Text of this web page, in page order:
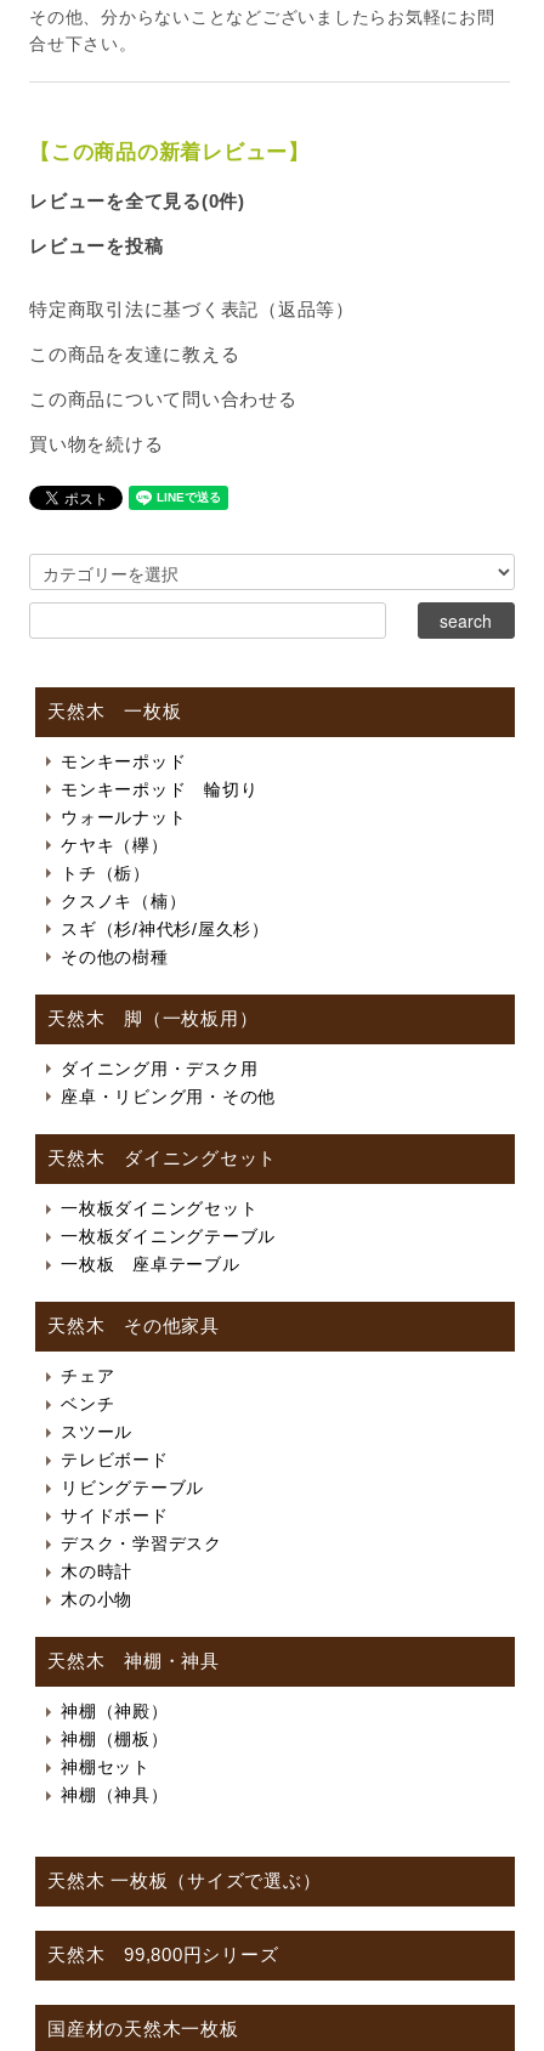
その他、分からないことなどございましたらお気軽にお問
合せ下さい。
【この商品の新着レビュー】
レビューを全て見る(0件)
レビューを投稿
特定商取引法に基づく表記（返品等）
この商品を友達に教える
この商品について問い合わせる
買い物を続ける
天然木 一枚板
モンキーポッド
モンキーポッド 輪切り
ウォールナット
ケヤキ（欅）
トチ（栃）
クスノキ（楠）
スギ（杉/神代杉/屋久杉）
その他の樹種
天然木 脚（一枚板用）
ダイニング用・デスク用
座卓・リビング用・その他
天然木 ダイニングセット
一枚板ダイニングセット
一枚板ダイニングテーブル
一枚板 座卓テーブル
天然木 その他家具
チェア
ベンチ
スツール
テレビボード
リビングテーブル
サイドボード
デスク・学習デスク
木の時計
木の小物
天然木 神棚・神具
神棚（神殿）
神棚（棚板）
神棚セット
神棚（神具）
天然木 一枚板（サイズで選ぶ）
天然木 99,800円シリーズ
国産材の天然木一枚板